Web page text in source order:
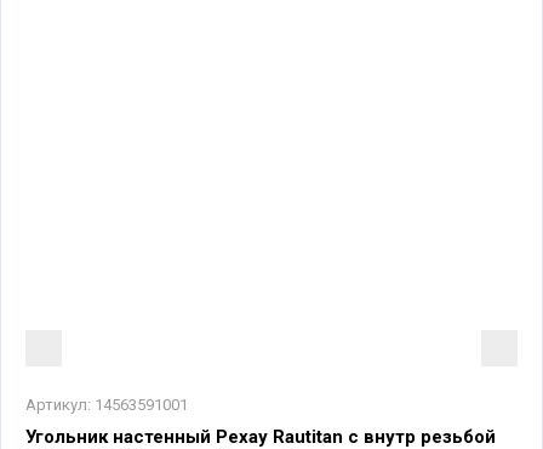
Артикул: 14563591001
Угольник настенный Рехау Rautitan с внутр резьбой